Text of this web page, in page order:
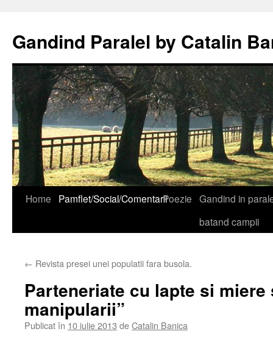
Gandind Paralel by Catalin
Sari
Home Pamflet/Social/ComentariiPoezie Gandind in
batand campii
← Revista presei unei populatii fara busola.
Parteneriate cu lapte si miere
manipularii”
Publicat în 10 iulie 2013 deCatalin Banica